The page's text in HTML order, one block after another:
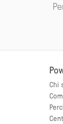
Chi